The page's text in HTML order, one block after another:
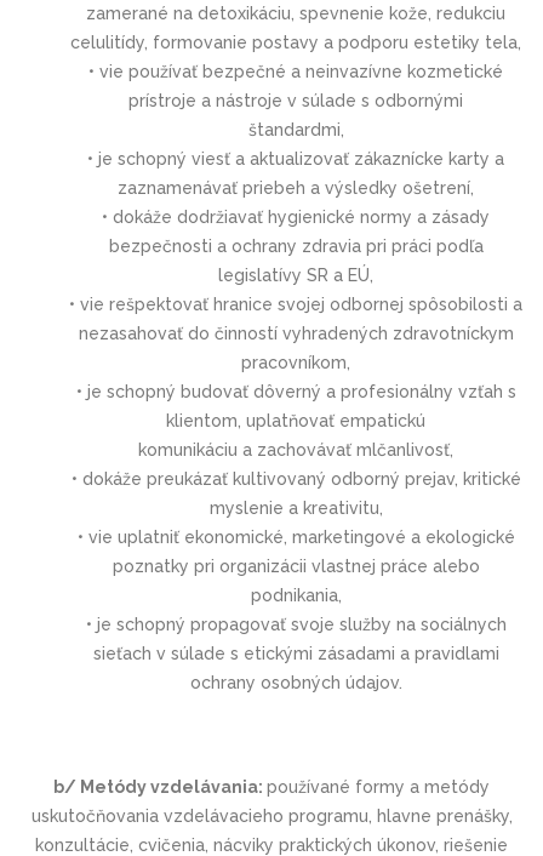
zamerané na detoxikáciu, spevnenie kože, redukciu
celulitídy, formovanie postavy a podporu estetiky tela,
• vie používať bezpečné a neinvazívne kozmetické
prístroje a nástroje v súlade s odbornými
štandardmi,
• je schopný viesť a aktualizovať zákaznícke karty a
zaznamenávať priebeh a výsledky ošetrení,
• dokáže dodržiavať hygienické normy a zásady
bezpečnosti a ochrany zdravia pri práci podľa
legislatívy SR a EÚ,
• vie rešpektovať hranice svojej odbornej spôsobilosti a
nezasahovať do činností vyhradených zdravotníckym
pracovníkom,
• je schopný budovať dôverný a profesionálny vzťah s
klientom, uplatňovať empatickú
komunikáciu a zachovávať mlčanlivosť,
• dokáže preukázať kultivovaný odborný prejav, kritické
myslenie a kreativitu,
• vie uplatniť ekonomické, marketingové a ekologické
poznatky pri organizácii vlastnej práce alebo
podnikania,
• je schopný propagovať svoje služby na sociálnych
sieťach v súlade s etickými zásadami a pravidlami
ochrany osobných údajov.
b/ Metódy vzdelávania: používané formy a metódy
uskutočňovania vzdelávacieho programu, hlavne prenášky,
konzultácie, cvičenia, nácviky praktických úkonov, riešenie